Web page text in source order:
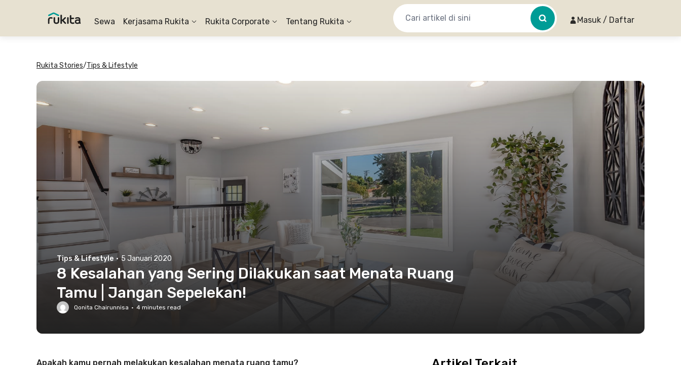
Sewa Kerjasama Rukita Rukita Corporate Tentang Rukita Masuk / Daftar
Rukita Stories/Tips & Lifestyle
Tips & Lifestyle · 5 Januari 2020
8 Kesalahan yang Sering Dilakukan saat Menata Ruang
Tamu | Jangan Sepelekan!
Qonita Chairunnisa · 4 minutes read
Apakah kamu pernah melakukan kesalahan menata ruang tamu?